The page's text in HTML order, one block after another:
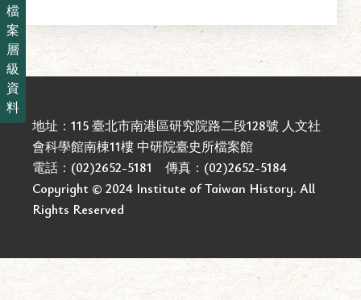
檔
案
層
級
資
料
地址：115 臺北市南港區研究院路二段128號 人文社
會科學館南棟11樓 中研院臺史所檔案館
電話：(02)2652-5181
傳真：(02)2652-5184
Copyright © 2024 Institute of Taiwan History. All
Rights Reserved